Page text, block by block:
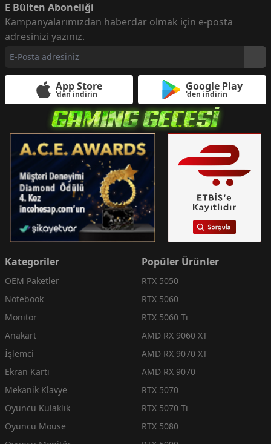
E Bülten Aboneliği
Kampanyalarımızdan haberdar olmak için e-posta
adresinizi yazınız.
App Store
'dan indirin
Google Play
'den indirin
Kategoriler
OEM Paketler
Notebook
Monitör
Anakart
İşlemci
Ekran Kartı
Mekanik Klavye
Oyuncu Kulaklık
Oyuncu Mouse
Popüler Ürünler
RTX 5050
RTX 5060
RTX 5060 Ti
AMD RX 9060 XT
AMD RX 9070 XT
AMD RX 9070
RTX 5070
RTX 5070 Ti
RTX 5080